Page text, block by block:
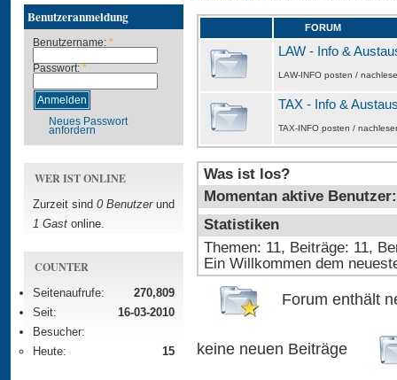
Benutzeranmeldung
Benutzername: *
Passwort: *
Neues Passwort
anfordern
WER IST ONLINE
Zurzeit sind 0 Benutzerund
1 Gast online.
COUNTER
Seitenaufrufe:
270,809
Seit:
16-03-2010
Besucher:
Heute:
15
FORUM
LAW - Info &
LAW-INFO posten /
TAX - Info &
TAX-INFO posten /
Was ist los?
Momentan aktive
Statistiken
Themen: 11, Beiträge: 11,
Ein Willkommen dem
Forum enthält
keine neuen Beiträge